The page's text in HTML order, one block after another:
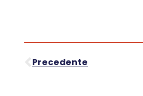
Precedente